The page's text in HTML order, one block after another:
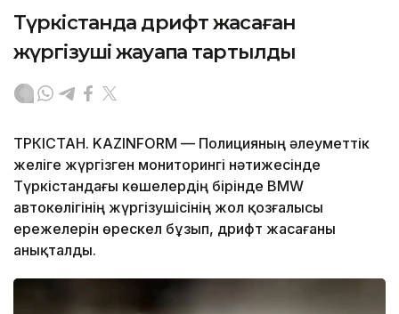
Түркістанда дрифт жасаған
жүргізуші жауапқа тартылды
ТҮРКІСТАН. KAZINFORM — Полицияның әлеуметтік
желіге жүргізген мониторингі нәтижесінде
Түркістандағы көшелердің бірінде BMW
автокөлігінің жүргізушісінің жол қозғалысы
ережелерін өрескел бұзып, дрифт жасағаны
анықталды.